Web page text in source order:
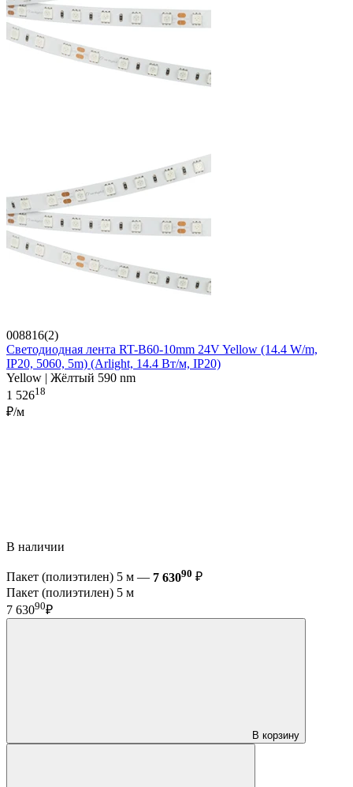
008816(2)
Светодиодная лента RT-B60-10mm 24V Yellow (14.4 W/m,
IP20, 5060, 5m) (Arlight, 14.4 Вт/м, IP20)
Yellow | Жёлтый 590 nm
1 52618
₽/м
В наличии
Пакет (полиэтилен) 5 м — 7 63090 ₽
Пакет (полиэтилен) 5 м
7 63090₽
В корзину